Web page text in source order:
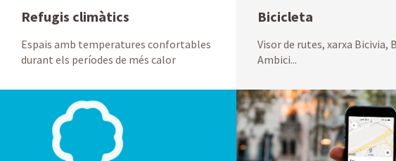
Refugis climàtics
Espais amb temperatures confortables
durant els períodes de més calor
Bicicleta
Visor de rutes, xarxa Bicivia,
Ambici...